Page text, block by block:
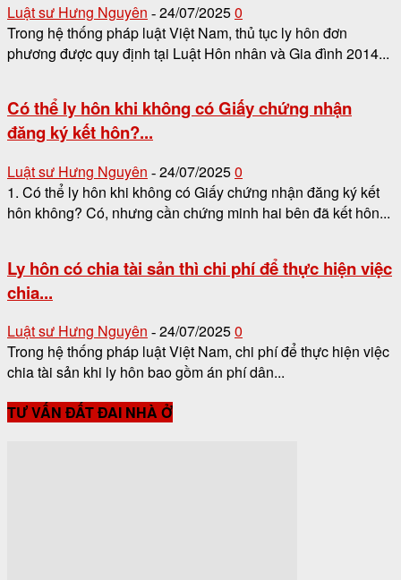
Luật sư Hưng Nguyên - 24/07/20250
Trong hệ thống pháp luật Việt Nam, thủ tục ly hôn đơn
phương được quy định tại Luật Hôn nhân và Gia đình 2014...
Có thể ly hôn khi không có Giấy chứng nhận
đăng ký kết hôn?...
Luật sư Hưng Nguyên - 24/07/20250
1. Có thể ly hôn khi không có Giấy chứng nhận đăng ký kết
hôn không? Có, nhưng cần chứng minh hai bên đã kết hôn...
Ly hôn có chia tài sản thì chi phí để thực hiện việc
chia...
Luật sư Hưng Nguyên - 24/07/20250
Trong hệ thống pháp luật Việt Nam, chi phí để thực hiện việc
chia tài sản khi ly hôn bao gồm án phí dân...
TƯ VẤN ĐẤT ĐAI NHÀ Ở